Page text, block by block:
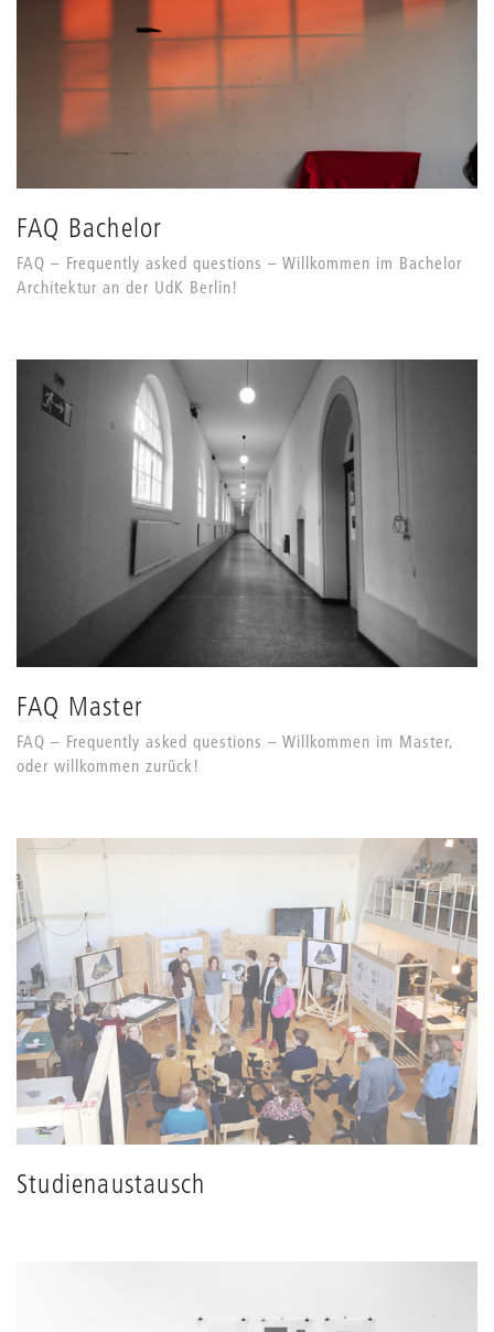
FAQ Bachelor
FAQ – Frequently asked questions – Willkommen im Bachelor
Architektur an der UdK Berlin!
FAQ Master
FAQ – Frequently asked questions – Willkommen im Master,
oder willkommen zurück!
Studienaustausch